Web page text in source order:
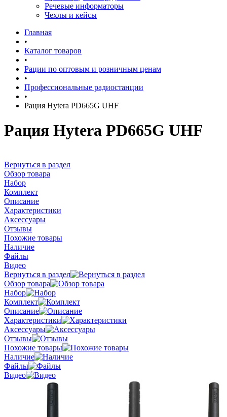
Речевые информаторы
Чехлы и кейсы
Главная
•
Каталог товаров
•
Рации по оптовым и розничным ценам
•
Профессиональные радиостанции
•
Рация Hytera PD665G UHF
Рация Hytera PD665G UHF
Вернуться в раздел
Обзор товара
Набор
Комплект
Описание
Характеристики
Аксессуары
Отзывы
Похожие товары
Наличие
Файлы
Видео
Вернуться в раздел
Обзор товара
Набор
Комплект
Описание
Характеристики
Аксессуары
Отзывы
Похожие товары
Наличие
Файлы
Видео